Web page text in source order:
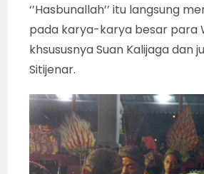
‘’Hasbunallah’’ itu langsung
pada karya-karya besar para
khsususnya Suan Kalijaga dan
Sitijenar.